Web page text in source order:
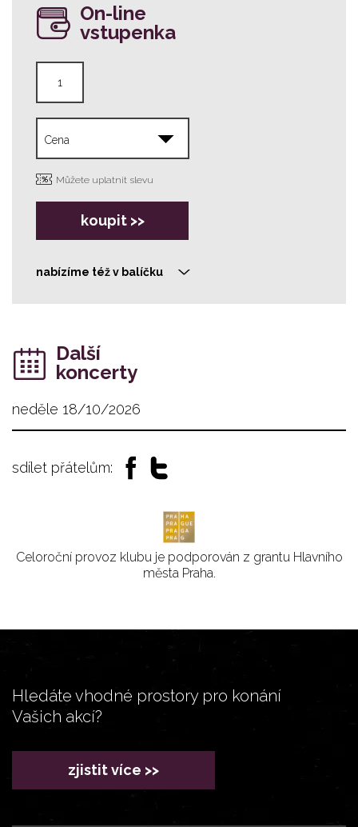
On-line
vstupenka
Můžete uplatnit slevu
koupit >>
nabízíme též v balíčku >
Další
koncerty
neděle 18/10/2026
sdílet přátelům:
Celoroční provoz klubu je podporován z grantu Hlavního
města Praha.
Hledáte vhodné prostory pro konání
Vašich akcí?
zjistit více >>